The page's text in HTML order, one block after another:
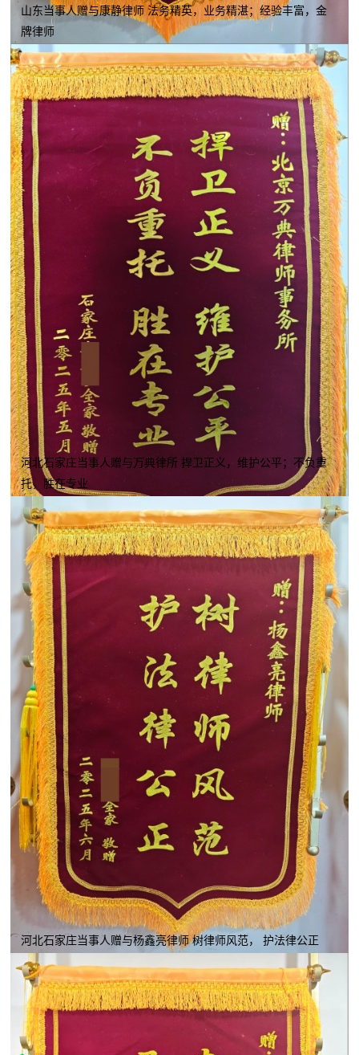
山东当事人赠与康静律师 法务精英，业务精湛；经验丰富，金
牌律师
河北石家庄当事人赠与万典律所 捍卫正义，维护公平；不负重
托，胜在专业
河北石家庄当事人赠与杨鑫亮律师 树律师风范， 护法律公正